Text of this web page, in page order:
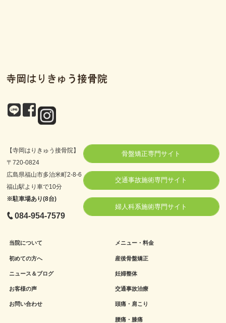
【寺岡はりきゅう接骨院】
〒720-0824
広島県福山市多治米町2-8-6
福山駅より車で10分
※駐車場あり(8台)
084-954-7579
骨盤矯正専門サイト
交通事故施術専門サイト
婦人科系施術専門サイト
当院について
初めての方へ
ニュース＆ブログ
お客様の声
お問い合わせ
メニュー・料金
産後骨盤矯正
妊婦整体
交通事故治療
頭痛・肩こり
腰痛・膝痛